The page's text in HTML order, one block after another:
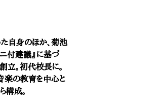
自身のほか、 菊池
付建議』に基づ
創立。初代校長に。
楽の教育を中心と
構成。